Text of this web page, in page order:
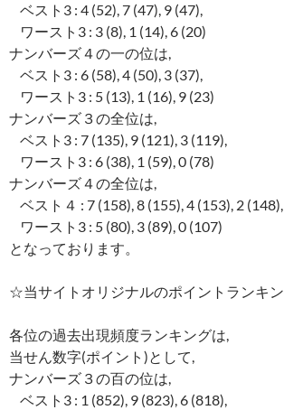
ベスト3 : 4 (52), 7 (47), 9 (47),
ワースト3 : 3 (8), 1 (14), 6 (20)
ナンバーズ４の一の位は,
ベスト3 : 6 (58), 4 (50), 3 (37),
ワースト3 : 5 (13), 1 (16), 9 (23)
ナンバーズ３の全位は,
ベスト3 : 7 (135), 9 (121), 3 (119),
ワースト3 : 6 (38), 1 (59), 0 (78)
ナンバーズ４の全位は,
ベスト４ : 7 (158), 8 (155), 4 (153), 2 (148),
ワースト3 : 5 (80), 3 (89), 0 (107)
となっております。
☆当サイトオリジナルのポイントランキ
各位の過去出現頻度ランキングは,
当せん数字(ポイント)として,
ナンバーズ３の百の位は,
ベスト3 : 1 (852), 9 (823), 6 (818),